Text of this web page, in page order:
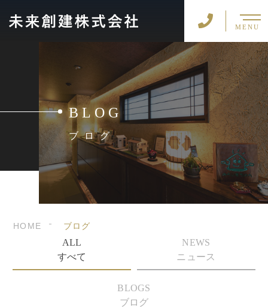
MENU
BLOG
ブログ
HOME ブログ
ALL
すべて
NEWS
ニュース
BLOGS
ブログ